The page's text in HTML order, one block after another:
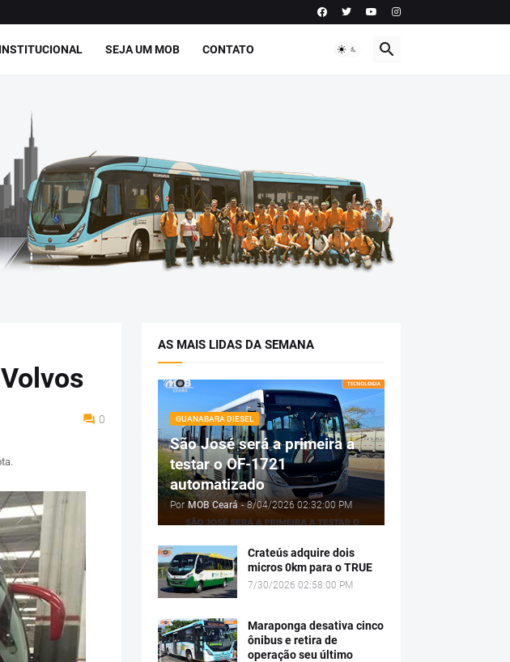
INSTITUCIONAL SEJA UM MOB CONTATO
0
AS MAIS LIDAS DA SEMANA
GUANABARA DIESEL
São José será a primeira a
testar o OF-1721
automatizado
Por MOB Ceará - 8/04/2026 02:32:00 PM
Crateús adquire dois
micros 0km para o TRUE
7/30/2026 02:58:00 PM
Maraponga desativa cinco
ônibus e retira de
operação seu último